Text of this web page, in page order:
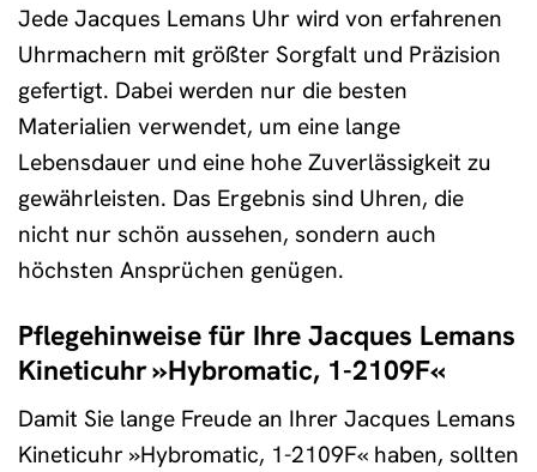
Jede Jacques Lemans Uhr wird von erfahrenen
Uhrmachern mit größter Sorgfalt und Präzision
gefertigt. Dabei werden nur die besten
Materialien verwendet, um eine lange
Lebensdauer und eine hohe Zuverlässigkeit zu
gewährleisten. Das Ergebnis sind Uhren, die
nicht nur schön aussehen, sondern auch
höchsten Ansprüchen genügen.
Pflegehinweise für Ihre Jacques Lemans
Kineticuhr »Hybromatic, 1-2109F«
Damit Sie lange Freude an Ihrer Jacques Lemans
Kineticuhr »Hybromatic, 1-2109F« haben, sollten